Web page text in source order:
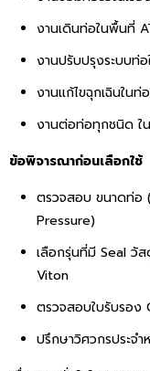
งานเดินท่อในพื้นที่
งานปรับปรุงระบบท่
งานแก้ไขฉุกเฉินในท่
งานต่อท่อทุกชนิด ใ
ข้อพิจารณาก่อนเลือกใช้
ตรวจสอบ ขนาดท่อ
Pressure)
เลือกรุ่นที่มี Seal วัส
Viton
ตรวจสอบใบรับรอ
ปรึกษาวิศวกรประจำ